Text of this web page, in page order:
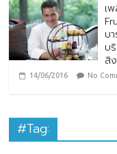
เ
บ
บ
สิ
14/06/2016 No
#Tag: